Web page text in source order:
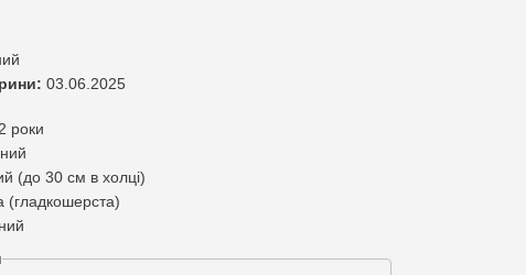
03.06.2025
2 роки
(до 30 см в холці)
(гладкошерста)